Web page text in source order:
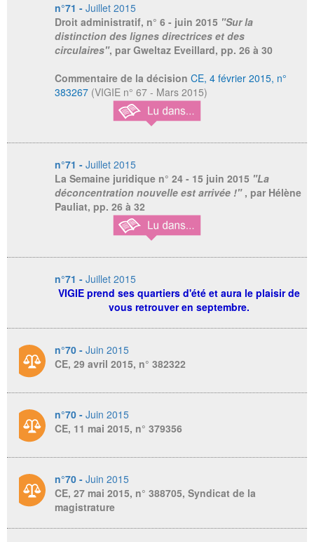
n°71 - Juillet 2015
Droit administratif, n° 6- juin 2015 "Sur la
distinction des lignes directrices et des
circulaires", par Gweltaz Eveillard, pp. 26 à 30
Commentaire de la décision CE, 4 février 2015, n°
383267 (VIGIE n° 67 - Mars 2015)
n°71 - Juillet 2015
La Semaine juridique n° 24 - 15 juin 2015 "La
déconcentration nouvelle est arrivée !" , par Hélène
Pauliat, pp. 26 à 32
n°71 - Juillet 2015
VIGIE prend ses quartiers d'été et aura le plaisir de
vous retrouver en septembre.
n°70 - Juin 2015
CE, 29 avril 2015, n° 382322
n°70 - Juin 2015
CE, 11 mai 2015, n° 379356
n°70 - Juin 2015
CE, 27 mai 2015, n° 388705, Syndicat de la
magistrature